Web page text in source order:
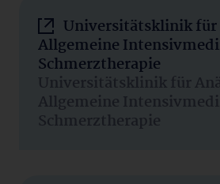
Universitätsklinik für
Allgemeine
Schmerztherapie
Universitätsklinik für
Allgemeine
Schmerztherapie